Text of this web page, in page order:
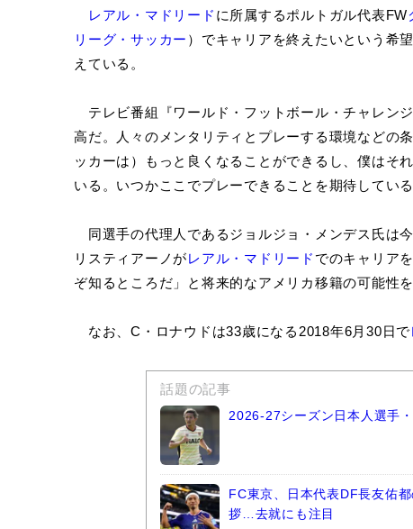
レアル・マドリード に所属するポルトガル代表FW
リーグ・サッカー ）でキャリアを終えたいという希
えている。
テレビ番組『ワールド・フットボール・チャレン
高だ。人々のメンタリティとプレーする環境などの
ッカーは）もっと良くなることができるし、僕はそ
いる。いつかここでプレーできることを期待してい
同選手の代理人であるジョルジョ・メンデス氏は
リスティアーノがレアル・マドリード でのキャリア
ぞ知るところだ」と将来的なアメリカ移籍の可能性を
なお、C・ロナウドは33歳になる2018年6月30日で
話題の記事
2026-27シーズン日本人選手
FC東京、日本代表DF長友佑
拶…去就にも注目